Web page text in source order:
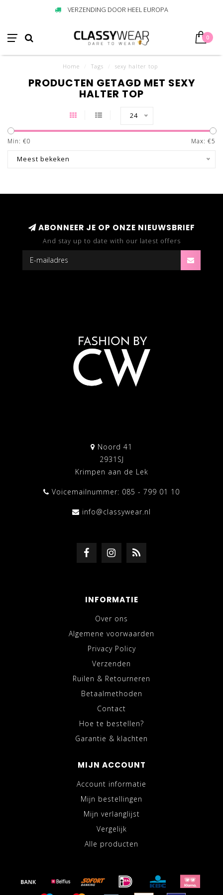
VERZENDING DOOR HEEL EUROPA
0
Home Tags sexy halter top
PRODUCTEN GETAGD MET SEXY
HALTER TOP
24
Min: €0 Max: €5
Meest bekeken
ABONNEER JE OP ONZE NIEUWSBRIEF
And stay up to date with our latest offers
Noord 41
2931SJ
Krimpen aan de Lek
Voicemailnummer: 085 - 799 01 10
info@classywear.nl
INFORMATIE
Over ons
Algemene voorwaarden
Privacy Policy
Verzenden
Ruilen & Retourneren
Betaalmethoden
Contact
Hoe te bestellen?
Garantie & klachten
MIJN ACCOUNT
Account informatie
Mijn bestellingen
Mijn verlanglijst
Vergelijk
Alle producten